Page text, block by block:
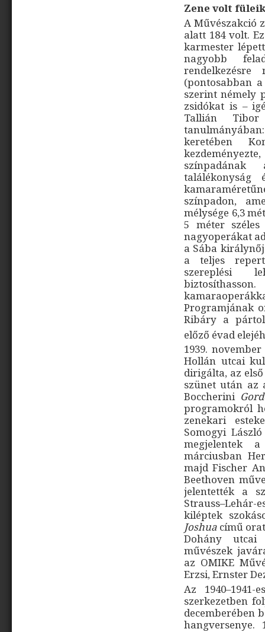
Zene volt
A Művészakció
alatt 184 volt.
karmester
nagyobb
(pontosabban
szerint némely
zsidókat is –
Tallián
keretében
színpadon,
mélysége 6,3
5 méter
nagyoperákat
a Sába
a teljes
szereplési
Programjának
Ribáry a
előző évad
1939.
Hollán utcai
dirigálta, az
szünet után az
Boccherini
programokról
zenekari
Somogyi
megjelentek
márciusban
majd Fischer
Beethoven
jelentették a
kiléptek
Joshua című
Dohány utcai
művészek
az OMIKE
Erzsi, Ernster
Az
szerkezetben
decemberében
hangversenye.